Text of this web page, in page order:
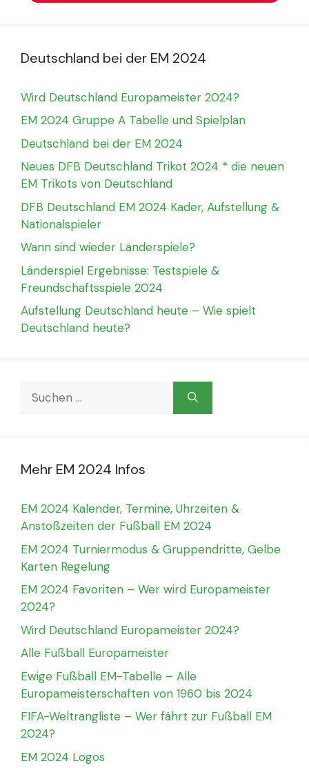
Deutschland bei der EM 2024
Wird Deutschland Europameister 2024?
EM 2024 Gruppe A Tabelle und Spielplan
Deutschland bei der EM 2024
Neues DFB Deutschland Trikot 2024 * die neuen
EM Trikots von Deutschland
DFB Deutschland EM 2024 Kader, Aufstellung &
Nationalspieler
Wann sind wieder Länderspiele?
Länderspiel Ergebnisse: Testspiele &
Freundschaftsspiele 2024
Aufstellung Deutschland heute – Wie spielt
Deutschland heute?
Suchen
nach:
Mehr EM 2024 Infos
EM 2024 Kalender, Termine, Uhrzeiten &
Anstoßzeiten der Fußball EM 2024
EM 2024 Turniermodus & Gruppendritte, Gelbe
Karten Regelung
EM 2024 Favoriten – Wer wird Europameister
2024?
Wird Deutschland Europameister 2024?
Alle Fußball Europameister
Ewige Fußball EM-Tabelle – Alle
Europameisterschaften von 1960 bis 2024
FIFA-Weltrangliste – Wer fährt zur Fußball EM
2024?
EM 2024 Logos